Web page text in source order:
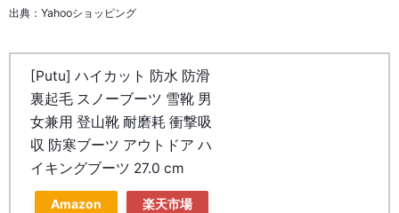
出典：Yahooショッピング
[Putu] ハイカット 防水 防滑
裏起毛 スノーブーツ 雪靴 男
女兼用 登山靴 耐磨耗 衝撃吸
収 防寒ブーツ アウトドア ハ
イキングブーツ 27.0 cm
Amazon
楽天市場